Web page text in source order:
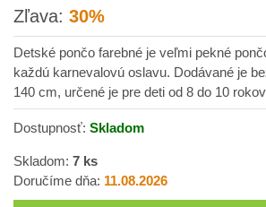
Zľava: 30%
Detské pončo farebné je veľmi pekné
každú karnevalovú oslavu. Dodávané je
140 cm, určené je pre deti od 8 do 10
Dostupnosť: Skladom
Skladom: 7 ks
Doručíme dňa: 11.08.2026